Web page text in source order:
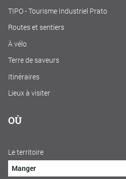
TIPO - Tourisme Industriel Prato
Routes et sentiers
À vélo
Terre de saveurs
Itinéraires
Lieux à visiter
OÙ
Le territoire
Manger